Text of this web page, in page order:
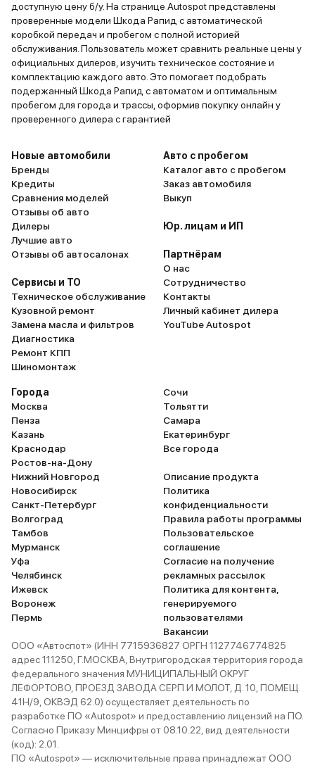
доступную цену б/у. На странице Autospot представлены
проверенные модели Шкода Рапид с автоматической
коробкой передач и пробегом с полной историей
обслуживания. Пользователь может сравнить реальные цены у
официальных дилеров, изучить техническое состояние и
комплектацию каждого авто. Это помогает подобрать
подержанный Шкода Рапид с автоматом и оптимальным
пробегом для города и трассы, оформив покупку онлайн у
проверенного дилера с гарантией
Новые автомобили
Бренды
Кредиты
Сравнения моделей
Отзывы об авто
Дилеры
Лучшие авто
Отзывы об автосалонах
Сервисы и ТО
Техническое обслуживание
Кузовной ремонт
Замена масла и фильтров
Диагностика
Ремонт КПП
Шиномонтаж
Авто с пробегом
Каталог авто с пробегом
Заказ автомобиля
Выкуп
Юр. лицам и ИП
Партнёрам
О нас
Сотрудничество
Контакты
Личный кабинет дилера
YouTube Autospot
Города
Москва
Пенза
Казань
Краснодар
Ростов-на-Дону
Нижний Новгород
Новосибирск
Санкт-Петербург
Волгоград
Тамбов
Мурманск
Уфа
Челябинск
Ижевск
Воронеж
Пермь
Сочи
Тольятти
Самара
Екатеринбург
Все города
Описание продукта
Политика
конфиденциальности
Правила работы программы
Пользовательское
соглашение
Согласие на получение
рекламных рассылок
Политика для контента,
генерируемого
пользователями
Вакансии
ООО «Автоспот» (ИНН 7715936827 ОРГН 1127746774825
адрес 111250, Г.МОСКВА, Внутригородская территория города
федерального значения МУНИЦИПАЛЬНЫЙ ОКРУГ
ЛЕФОРТОВО, ПРОЕЗД ЗАВОДА СЕРП И МОЛОТ, Д. 10, ПОМЕЩ.
41Н/9, ОКВЭД 62.0) осуществляет деятельность по
разработке ПО «Autospot» и предоставлению лицензий на ПО.
Согласно Приказу Минцифры от 08.10.22, вид деятельности
(код): 2.01.
ПО «Autospot» — исключительные права принадлежат ООО